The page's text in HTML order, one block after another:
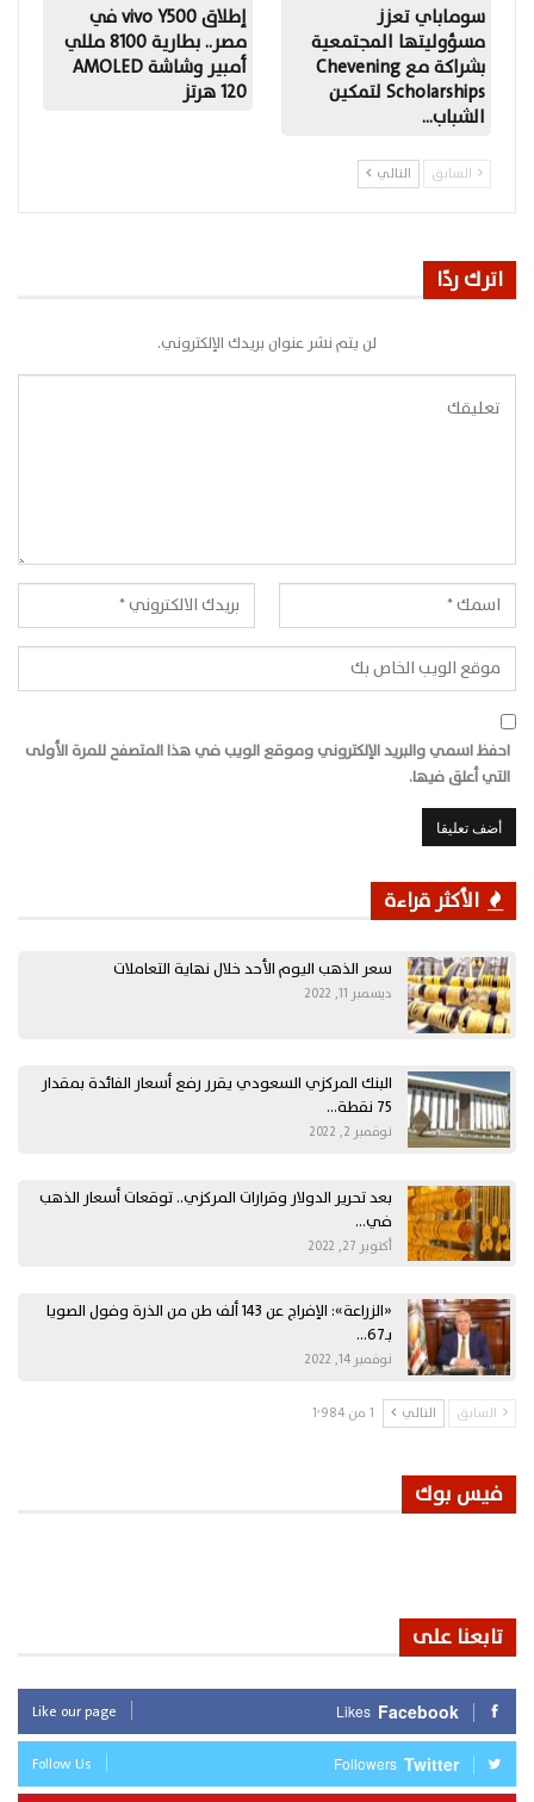
سوماباي تعزز
مسؤوليتها المجتمعية
بشراكة مع Chevening
Scholarships لتمكين
الشباب…
إطلاق vivo Y500 في
مصر.. بطارية 8100 مللي
أمبير وشاشة AMOLED
120 هرتز
السابق التالي
اترك ردًا
لن يتم نشر عنوان بريدك الإلكتروني.
احفظ اسمي والبريد الإلكتروني وموقع الويب في هذا المتصفح للمرة الأولى
التي أعلق فيها.
الأكثر قراءة
سعر الذهب اليوم الأحد خلال نهاية التعاملات
ديسمبر 11, 2022
البنك المركزي السعودي يقرر رفع أسعار الفائدة بمقدار
75 نقطة…
نوفمبر 2, 2022
بعد تحرير الدولار وقرارات المركزي.. توقعات أسعار الذهب
في…
أكتوبر 27, 2022
«الزراعة»: الإفراج عن 143 ألف طن من الذرة وفول الصويا
بـ67…
نوفمبر 14, 2022
السابق التالي 1 من 1٬984
فيس بوك
تابعنا على
Facebook
Likes
Like our page
Twitter
Followers
Follow Us